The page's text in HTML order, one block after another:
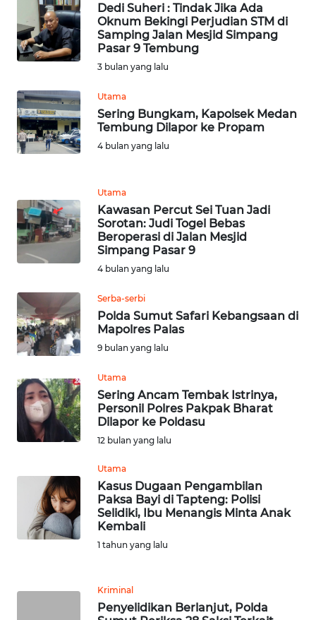
Dedi Suheri : Tindak Jika Ada
Oknum Bekingi Perjudian STM di
Samping Jalan Mesjid Simpang
Pasar 9 Tembung
3 bulan yang lalu
Utama
Sering Bungkam, Kapolsek Medan
Tembung Dilapor ke Propam
4 bulan yang lalu
Utama
Kawasan Percut Sei Tuan Jadi
Sorotan: Judi Togel Bebas
Beroperasi di Jalan Mesjid
Simpang Pasar 9
4 bulan yang lalu
Serba-serbi
Polda Sumut Safari Kebangsaan di
Mapolres Palas
9 bulan yang lalu
Utama
Sering Ancam Tembak Istrinya,
Personil Polres Pakpak Bharat
Dilapor ke Poldasu
12 bulan yang lalu
Utama
Kasus Dugaan Pengambilan
Paksa Bayi di Tapteng: Polisi
Selidiki, Ibu Menangis Minta Anak
Kembali
1 tahun yang lalu
Kriminal
Penyelidikan Berlanjut, Polda
JAKARTA
WN
JABAR
WN
BANTEN
WN
WN
KEPRI
WN
WN
PAPUA
BARAT
RIAU
WN
SERAMBI
WN
JAMBI
WN